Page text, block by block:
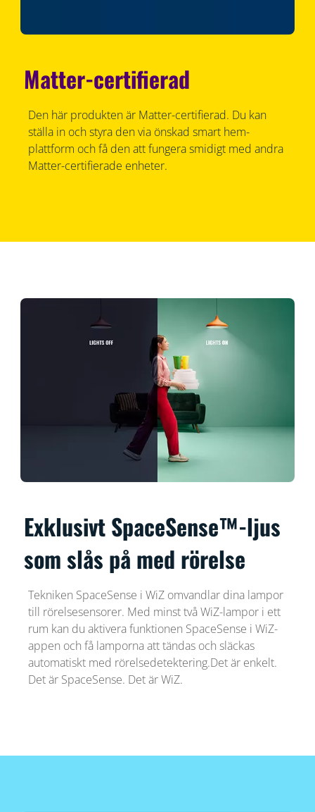
Matter-certifierad
Den här produkten är Matter-certifierad. Du kan
ställa in och styra den via önskad smart hem-
plattform och få den att fungera smidigt med andra
Matter-certifierade enheter.
Exklusivt SpaceSense™-ljus
som slås på med rörelse
Tekniken SpaceSense i WiZ omvandlar dina lampor
till rörelsesensorer. Med minst två WiZ-lampor i ett
rum kan du aktivera funktionen SpaceSense i WiZ-
appen och få lamporna att tändas och släckas
automatiskt med rörelsedetektering.Det är enkelt.
Det är SpaceSense. Det är WiZ.